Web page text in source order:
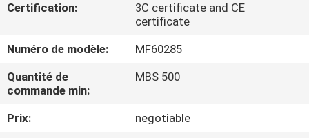
À
PROPOS
DE
NOUS
Certification:
3C certificate and CE
certificate
Numéro de modèle:
MF60285
Quantité de
commande min:
MBS 500
Prix:
negotiable